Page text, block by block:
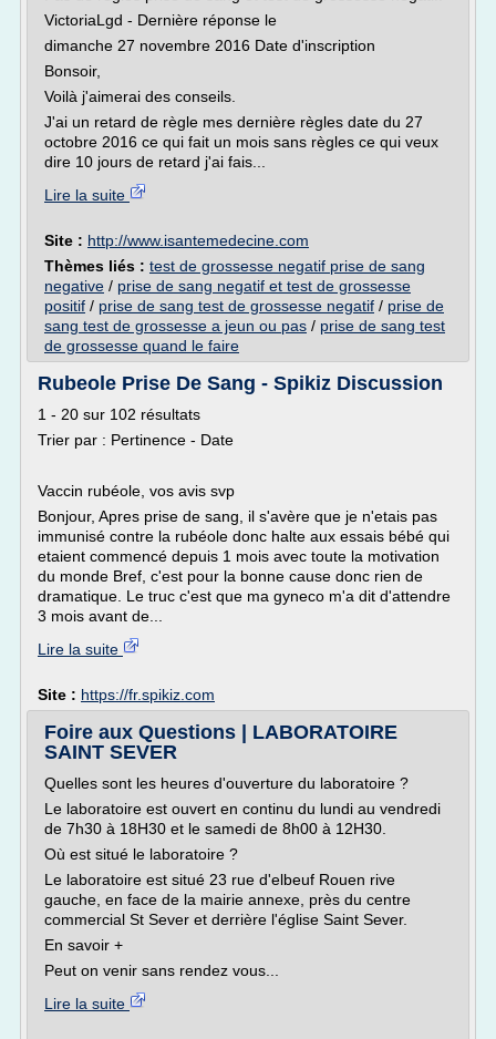
VictoriaLgd - Dernière réponse le
dimanche 27 novembre 2016 Date d'inscription
Bonsoir,
Voilà j'aimerai des conseils.
J'ai un retard de règle mes dernière règles date du 27
octobre 2016 ce qui fait un mois sans règles ce qui veux
dire 10 jours de retard j'ai fais...
Lire la suite
Site : http://www.isantemedecine.com
Thèmes liés : test de grossesse negatif prise de sang
negative / prise de sang negatif et test de grossesse
positif / prise de sang test de grossesse negatif / prise de
sang test de grossesse a jeun ou pas / prise de sang test
de grossesse quand le faire
Rubeole Prise De Sang - Spikiz Discussion
1 - 20 sur 102 résultats
Trier par : Pertinence - Date
Vaccin rubéole, vos avis svp
Bonjour, Apres prise de sang, il s'avère que je n'etais pas
immunisé contre la rubéole donc halte aux essais bébé qui
etaient commencé depuis 1 mois avec toute la motivation
du monde Bref, c'est pour la bonne cause donc rien de
dramatique. Le truc c'est que ma gyneco m'a dit d'attendre
3 mois avant de...
Lire la suite
Site : https://fr.spikiz.com
Foire aux Questions | LABORATOIRE
SAINT SEVER
Quelles sont les heures d'ouverture du laboratoire ?
Le laboratoire est ouvert en continu du lundi au vendredi
de 7h30 à 18H30 et le samedi de 8h00 à 12H30.
Où est situé le laboratoire ?
Le laboratoire est situé 23 rue d'elbeuf Rouen rive
gauche, en face de la mairie annexe, près du centre
commercial St Sever et derrière l'église Saint Sever.
En savoir +
Peut on venir sans rendez vous...
Lire la suite